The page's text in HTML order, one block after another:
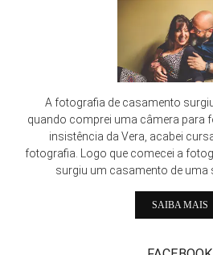
A fotografia de casamento
quando comprei uma câmera para
insistência da Vera, acabei
fotografia. Logo que comecei a
surgiu um casamento de uma
SAIBA MAIS